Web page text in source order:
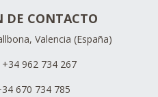
DE CONTACTO
Valencia (España)
+34 962 734 267
670 734 785